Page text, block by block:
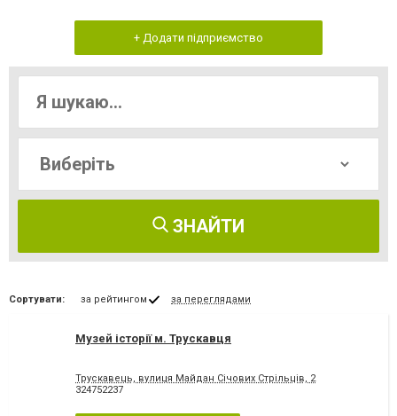
+ Додати підприємство
ЗНАЙТИ
Сортувати: за рейтингом за переглядами
Музей історії м. Трускавця
Трускавець, вулиця Майдан Січових Стрільців, 2
324752237